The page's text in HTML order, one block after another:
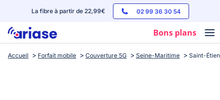
La fibre à partir de 22,99€ 02 99 36 30 54
Bons plans
Box internet
Accueil Forfait mobile Couverture 5G Seine-Maritime Saint-